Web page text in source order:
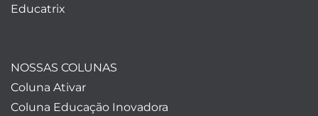
Educatrix
NOSSAS COLUNAS
Coluna Ativar
Coluna Educação Inovadora